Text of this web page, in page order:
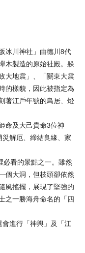
冰川神社」由德川8代
木製造的原始社殿。躲
大地震」、「關東大震
的樣貌，因此被指定為
著江戶年號的鳥居、燈
命及大己貴命3位神
解厄、締結良緣、家
必看的景點之一。雖然
個大洞，但枝頭卻依然
風搖擺，展現了堅強的
之一勝海舟命名的「四
進行「神輿」及「江